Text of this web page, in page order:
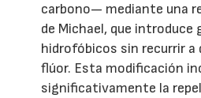
carbono— mediante una
de Michael, que introduce
hidrofóbicos sin recurrir a
flúor. Esta modificación
significativamente la